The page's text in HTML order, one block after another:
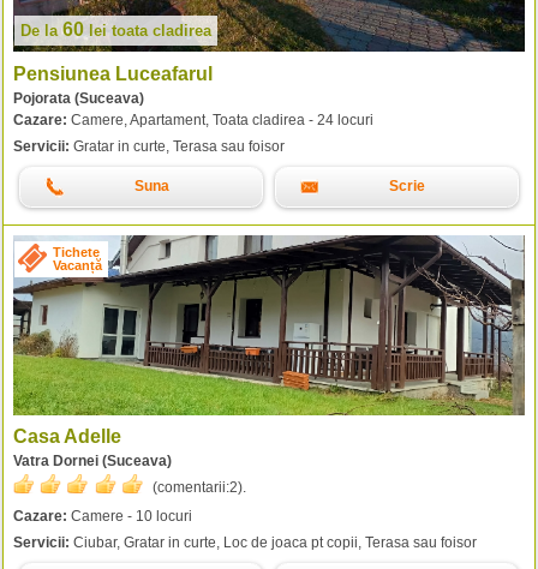
De la 60 leitoata cladirea
Pensiunea Luceafarul
Pojorata (Suceava)
Cazare: Camere, Apartament, Toata cladirea - 24 locuri
Servicii: Gratar in curte, Terasa sau foisor
Suna Scrie
Tichete
Vacanță
Casa Adelle
Vatra Dornei (Suceava)
(comentarii:2).
Cazare: Camere - 10 locuri
Servicii: Ciubar, Gratar in curte, Loc de joaca pt copii, Terasa sau foisor